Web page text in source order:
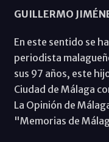
GUILLERMO
En este sentido se
periodista
sus 97 años, este
Ciudad de Málaga
La Opinión de
"Memorias de